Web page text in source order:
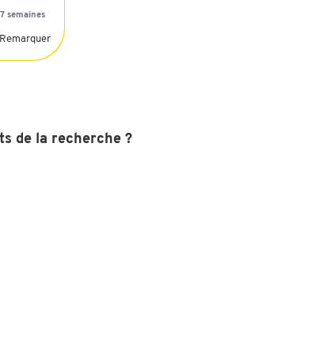
semaines
Remarquer
de la recherche ?